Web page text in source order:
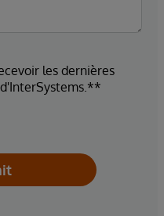
les dernières